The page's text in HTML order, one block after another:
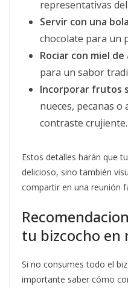
representativas
Servir con una
chocolate para un
Rociar con miel de
para un sabor
Incorporar frutos
nueces, pecanas
contraste crujiente.
Estos detalles harán que
delicioso, sino también
compartir en una reunión
tu bizcocho en
Si no consumes todo el
importante saber cómo